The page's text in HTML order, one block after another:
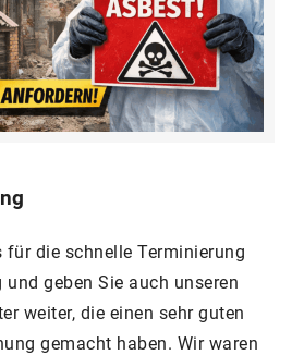
die schnelle Terminierung
geben Sie auch unseren
weiter, die einen sehr guten
gemacht haben. Wir waren